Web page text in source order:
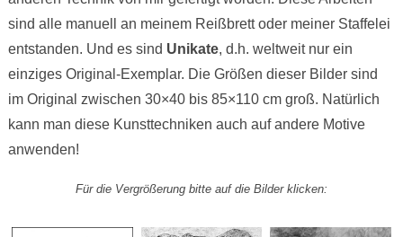
sind alle manuell an meinem Reißbrett oder meiner Staffelei
entstanden. Und es sind Unikate, d.h. weltweit nur ein
einziges Original-Exemplar. Die Größen dieser Bilder sind
im Original zwischen 30×40 bis 85×110 cm groß. Natürlich
kann man diese Kunsttechniken auch auf andere Motive
anwenden!
Für die Vergrößerung bitte auf die Bilder klicken: